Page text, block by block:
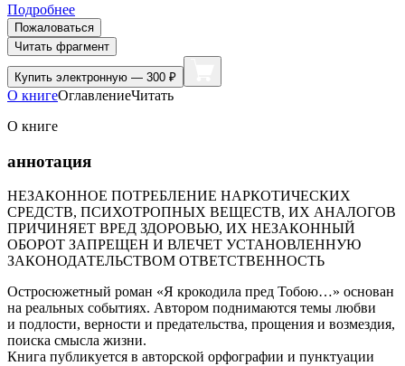
Подробнее
Пожаловаться
Читать фрагмент
Купить электронную — 300 ₽
О книгеОглавлениеЧитать
О книге
аннотация
НЕЗАКОННОЕ ПОТРЕБЛЕНИЕ НАРКОТИЧЕСКИХ
СРЕДСТВ, ПСИХОТРОПНЫХ ВЕЩЕСТВ, ИХ АНАЛОГОВ
ПРИЧИНЯЕТ ВРЕД ЗДОРОВЬЮ, ИХ НЕЗАКОННЫЙ
ОБОРОТ ЗАПРЕЩЕН И ВЛЕЧЕТ УСТАНОВЛЕННУЮ
ЗАКОНОДАТЕЛЬСТВОМ ОТВЕТСТВЕННОСТЬ
Остросюжетный роман «Я крокодила пред Тобою…» основан
на реальных событиях. Автором поднимаются темы любви
и подлости, верности и предательства, прощения и возмездия,
поиска смысла жизни.
Книга публикуется в авторской орфографии и пунктуации